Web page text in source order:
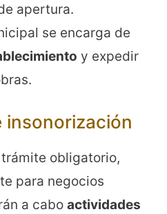
apertura.
se encarga de
y expedir
insonorización
obligatorio,
para negocios
a cabo actividades